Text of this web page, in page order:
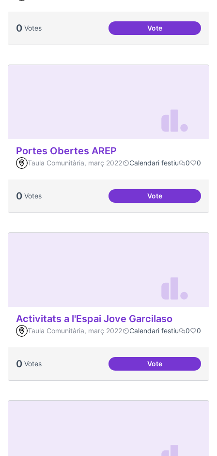
0 Votes VoteMés Festa Major!
Portes Obertes AREP
Taula Comunitària, març 2022 Calendari festiu 0 0
0 Votes VotePortes Obertes
Activitats a l'Espai Jove Garcilaso
Taula Comunitària, març 2022 Calendari festiu 0 0
0 Votes VoteActivitats a l'Espai